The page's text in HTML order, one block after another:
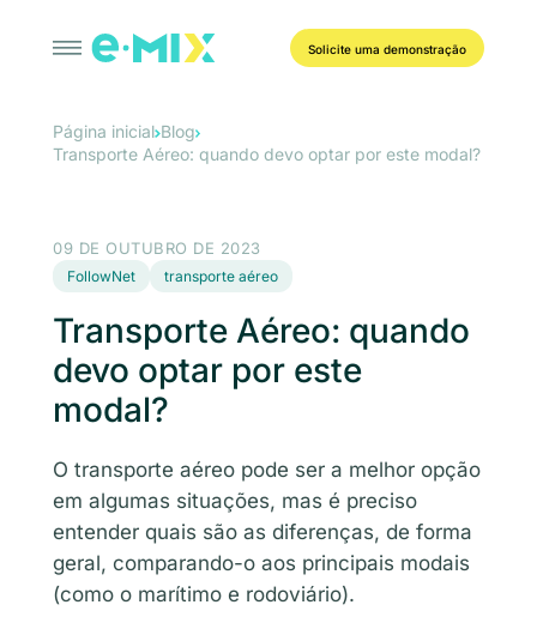
Solicite uma demonstração
Página inicial Blog
Transporte Aéreo: quando devo optar por este modal?
09 DE OUTUBRO DE 2023
FollowNet transporte aéreo
Transporte Aéreo: quando
devo optar por este
modal?
O transporte aéreo pode ser a melhor opção
em algumas situações, mas é preciso
entender quais são as diferenças, de forma
geral, comparando-o aos principais modais
(como o marítimo e rodoviário).